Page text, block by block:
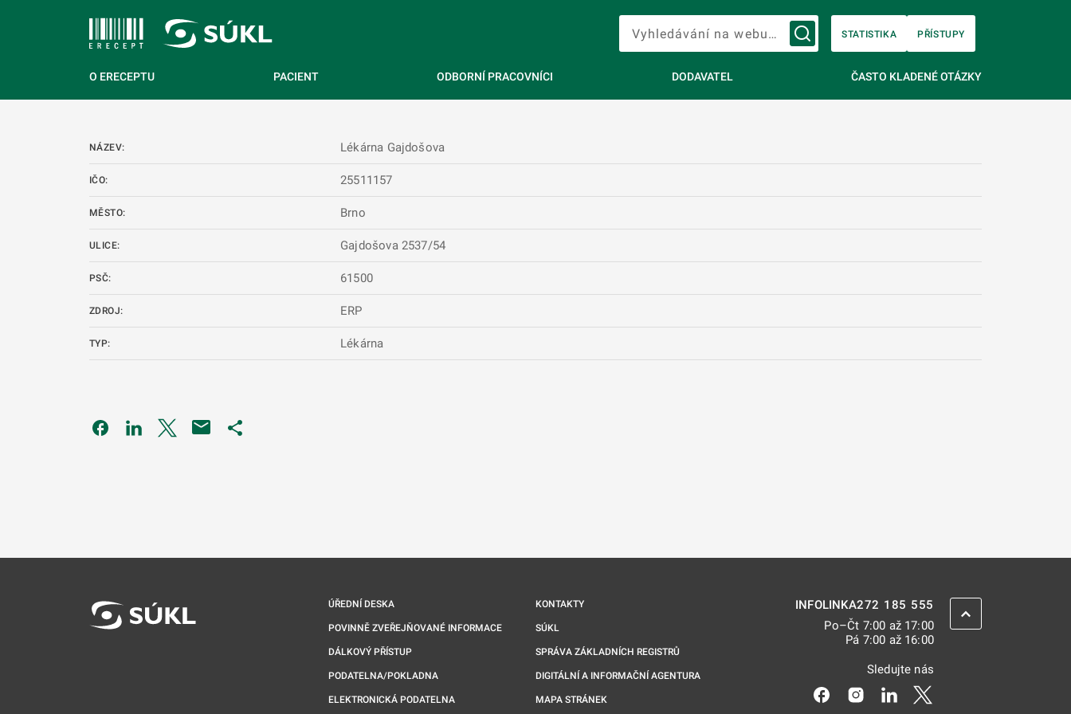
Vyhledávání na webu…
STATISTIKA PŘÍSTUPY
O ERECEPTU PACIENT ODBORNÍ PRACOVNÍCI DODAVATEL ČASTO KLADENÉ OTÁZKY
NÁZEV: Lékárna Gajdošova
IČO: 25511157
MĚSTO: Brno
ULICE: Gajdošova 2537/54
PSČ: 61500
ZDROJ: ERP
TYP: Lékárna
Odkaz se otevře na nové kartě
Odkaz se otevře na nové kartě
Odkaz se otevře na nové kartě
ÚŘEDNÍ DESKA
POVINNĚ ZVEŘEJŇOVANÉ INFORMACE
DÁLKOVÝ PŘÍSTUP
PODATELNA/POKLADNA
ELEKTRONICKÁ PODATELNA
KONTAKTY
SÚKL
SPRÁVA ZÁKLADNÍCH REGISTRŮ
DIGITÁLNÍ A INFORMAČNÍ AGENTURA
MAPA STRÁNEK
INFOLINKA272 185 555
Po–Čt 7:00 až 17:00
Pá 7:00 až 16:00
Sledujte nás
Odkaz se otevře na nové kartě
Odkaz se otevře na nové kartě
Odkaz se otevře na nové
ZPĚT NAHORU